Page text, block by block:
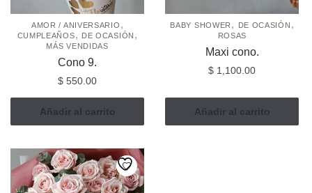
la
página
de
producto
AMOR / ANIVERSARIO ,
CUMPLEAÑOS, DE OCASIÓN ,
MÁS VENDIDAS
Cono 9.
$ 550.00
Añadir al carrito
BABY SHOWER , DE OCASIÓN ,
ROSAS
Maxi cono.
$ 1,100.00
Añadir al carrito